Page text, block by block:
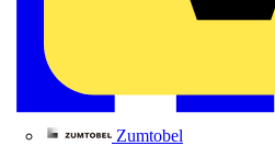
Zumtobel